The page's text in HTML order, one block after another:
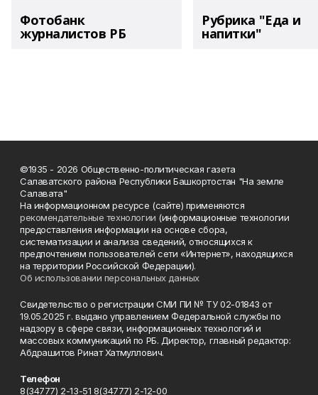
Фотобанк
журналистов РБ
Рубрика "Еда и
напитки"
©1935 - 2026 Общественно-политическая газета
Салаватского района Республики Башкортостан "На земле
Салавата"
На информационном ресурсе (сайте) применяются
рекомендательные технологии (информационные технологии
предоставления информации на основе сбора,
систематизации и анализа сведений, относящихся к
предпочтениям пользователей сети «Интернет», находящихся
на территории Российской Федерации).
Об использовании персональных данных
Свидетельство о регистрации СМИ ПИ № ТУ 02-01843 от
19.05.2025 г. выдано управлением Федеральной службы по
надзору в сфере связи, информационных технологий и
массовых коммуникаций по РБ. Директор, главный редактор:
Абдрашитов Ринат Хатмуллович.
Телефон
8(34777) 2-13-51 8(34777) 2-12-00